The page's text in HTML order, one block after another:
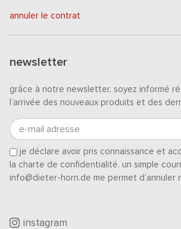
annuler le contrat
newsletter
grâce à notre newsletter, soyez informé
l’arrivée des nouveaux produits et des
e-mail adresse
je déclare avoir pris connaissance et
la charte de confidentialité. un simple
info@dieter-horn.de me permet d’annuler
instagram